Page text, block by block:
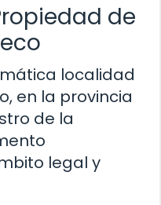
de
localidad
en la provincia
de la
legal y